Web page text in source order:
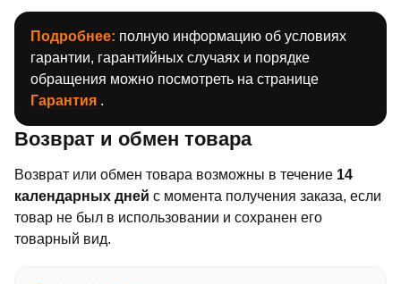
Подробнее: полную информацию об условиях
гарантии, гарантийных случаях и порядке
обращения можно посмотреть на странице
Гарантия .
Возврат и обмен товара
Возврат или обмен товара возможны в течение 14
календарных дней с момента получения заказа, если
товар не был в использовании и сохранен его
товарный вид.